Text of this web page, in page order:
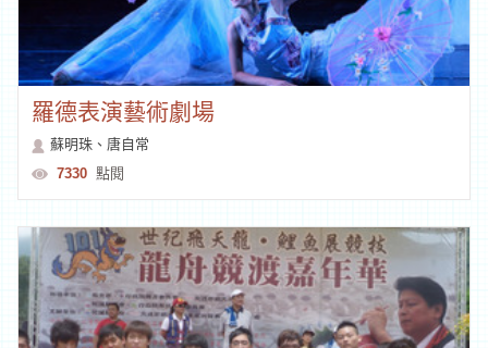
羅德表演藝術劇場
蘇明珠、唐自常
7330 點閱